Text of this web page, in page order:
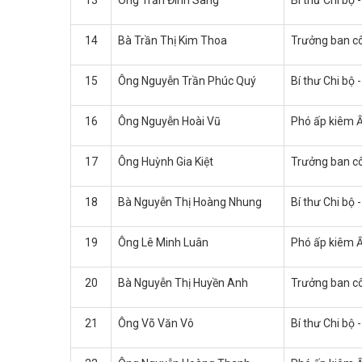
14 Bà Trần Thị Kim Thoa Trưởng ban
15 Ông Nguyễn Trần Phúc Quý Bí thư Chi bộ
16 Ông Nguyễn Hoài Vũ Phó ấp kiêm
17 Ông Huỳnh Gia Kiệt Trưởng ban
18 Bà Nguyễn Thị Hoàng Nhung Bí thư Chi bộ
19 Ông Lê Minh Luân Phó ấp kiêm
20 Bà Nguyễn Thị Huyền Anh Trưởng ban
21 Ông Võ Văn Vô Bí thư Chi bộ